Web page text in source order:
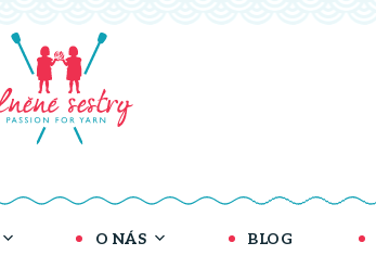
O NÁS BLOG